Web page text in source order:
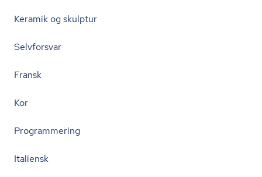
Keramik og skulptur
Selvforsvar
Fransk
Kor
Programmering
Italiensk